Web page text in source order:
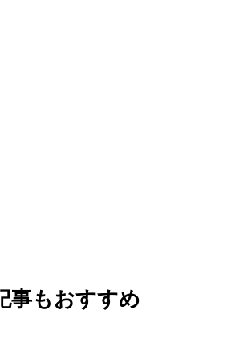
事もおすすめ